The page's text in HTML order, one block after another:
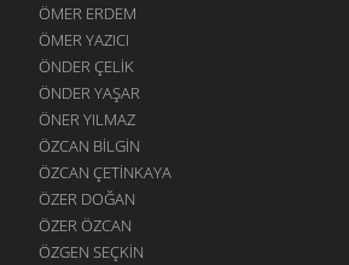
ÖMER ERDEM
ÖMER YAZICI
ÖNDER ÇELIK
ÖNDER YAŞAR
ÖNER YILMAZ
ÖZCAN BILGIN
ÖZCAN ÇETINKAYA
ÖZER DOĞAN
ÖZER ÖZCAN
ÖZGEN SEÇKIN